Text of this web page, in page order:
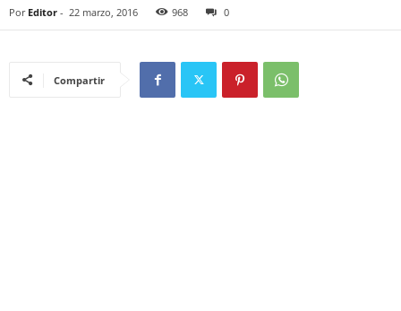
Por Editor - 22 marzo, 2016 968 0
Compartir